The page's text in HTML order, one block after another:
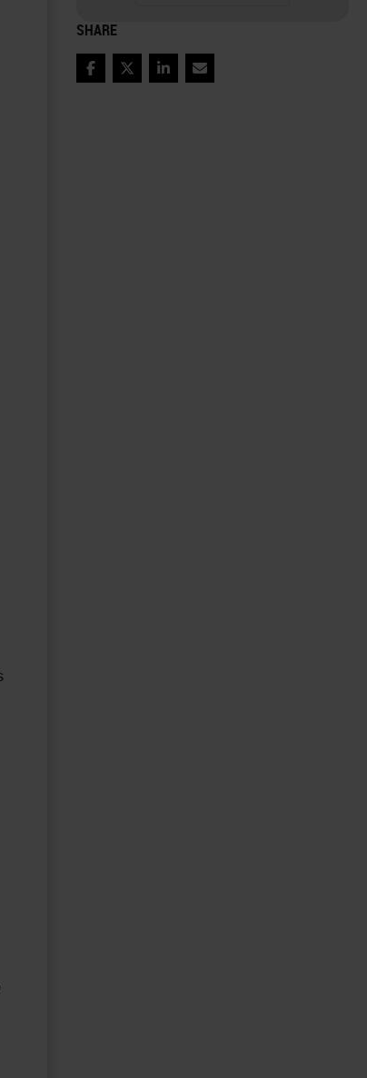
SHARE
FacebookTwitterLinkedInEmail